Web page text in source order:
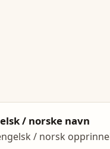
/ norske navn
/ norsk